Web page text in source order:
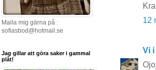
12
Vi
Maila mig gärna på :
sofiasbod@hotmail.se
Jag gillar att göra saker i gammal
plåt!